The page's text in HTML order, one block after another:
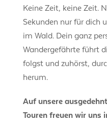
Keine Zeit, keine Zeit.
Sekunden nur für dich
im Wald. Dein ganz
Wandergefährte führt
folgst und zuhörst,
herum.
Auf unsere
Touren freuen wir uns